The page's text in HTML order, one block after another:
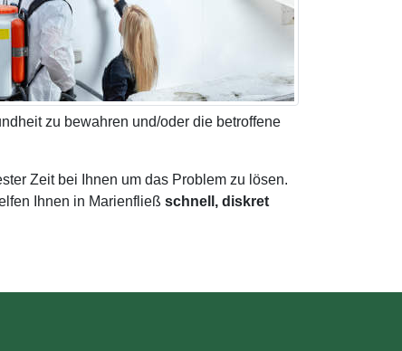
zu bewahren und/oder die betroffene
Zeit bei Ihnen um das Problem zu lösen.
Ihnen in Marienfließ schnell, diskret